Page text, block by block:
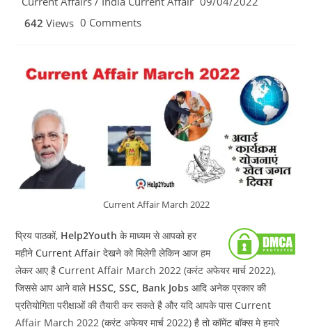
642 Views Post
0 Comments
Current Affair March 2022
प्रिय पाठकों, Help2Youth के माध्यम से आपको हर
महीने Current Affair देखने को मिलेगी लेकिन आज हम
लेकर आए है Current Affair March 2022 (करंट अफेयर मार्च 2022),
जिससे आप आने वाले HSSC, SSC, Bank Jobsआदि अनेक प्रकार की
प्रतियोगिता परीक्षाओं की तैयारी कर सकते है और यदि आपके पास Current
Affair March 2022 (करंट अफेयर मार्च 2022) है तो कॉमेंट बॉक्स मे हमारे